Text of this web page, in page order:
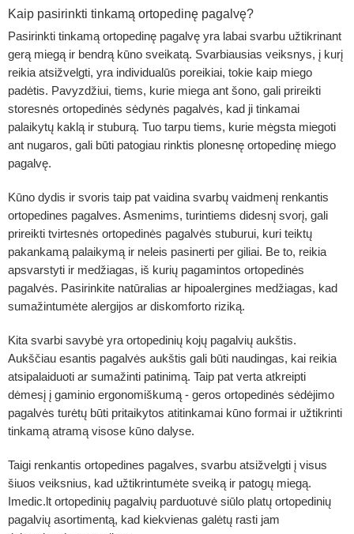
Kaip pasirinkti tinkamą ortopedinę pagalvę?
Pasirinkti tinkamą ortopedinę pagalvę yra labai svarbu užtikrinant
gerą miegą ir bendrą kūno sveikatą. Svarbiausias veiksnys, į kurį
reikia atsižvelgti, yra individualūs poreikiai, tokie kaip miego
padėtis. Pavyzdžiui, tiems, kurie miega ant šono, gali prireikti
storesnės ortopedinės sėdynės pagalvės, kad ji tinkamai
palaikytų kaklą ir stuburą. Tuo tarpu tiems, kurie mėgsta miegoti
ant nugaros, gali būti patogiau rinktis plonesnę ortopedinę miego
pagalvę.
Kūno dydis ir svoris taip pat vaidina svarbų vaidmenį renkantis
ortopedines pagalves. Asmenims, turintiems didesnį svorį, gali
prireikti tvirtesnės ortopedinės pagalvės stuburui, kuri teiktų
pakankamą palaikymą ir neleis pasinerti per giliai. Be to, reikia
apsvarstyti ir medžiagas, iš kurių pagamintos ortopedinės
pagalvės. Pasirinkite natūralias ar hipoalergines medžiagas, kad
sumažintumėte alergijos ar diskomforto riziką.
Kita svarbi savybė yra ortopedinių kojų pagalvių aukštis.
Aukščiau esantis pagalvės aukštis gali būti naudingas, kai reikia
atsipalaiduoti ar sumažinti patinimą. Taip pat verta atkreipti
dėmesį į gaminio ergonomiškumą - geros ortopedinės sėdėjimo
pagalvės turėtų būti pritaikytos atitinkamai kūno formai ir užtikrinti
tinkamą atramą visose kūno dalyse.
Taigi renkantis ortopedines pagalves, svarbu atsižvelgti į visus
šiuos veiksnius, kad užtikrintumėte sveiką ir patogų miegą.
Imedic.lt ortopedinių pagalvių parduotuvė siūlo platų ortopedinių
pagalvių asortimentą, kad kiekvienas galėtų rasti jam